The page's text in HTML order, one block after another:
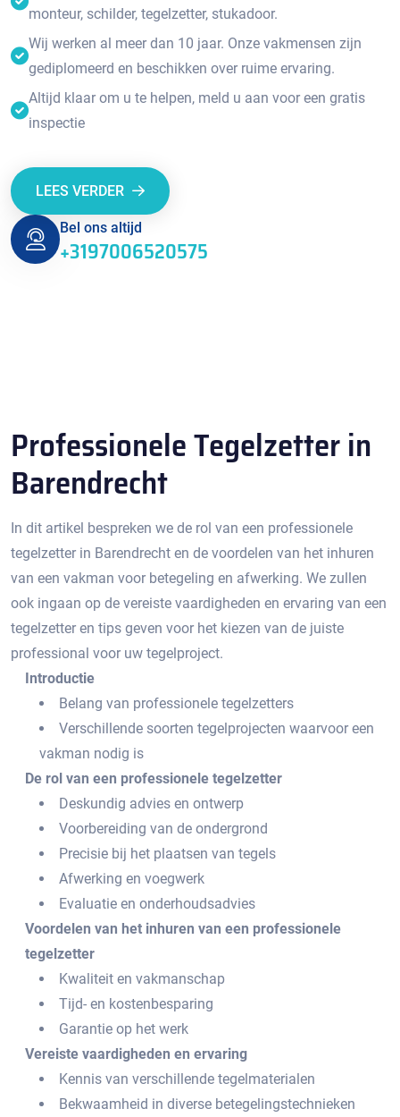
monteur, schilder, tegelzetter, stukadoor.
Wij werken al meer dan 10 jaar. Onze vakmensen zijn
gediplomeerd en beschikken over ruime ervaring.
Altijd klaar om u te helpen, meld u aan voor een gratis
inspectie
LEES VERDER
Bel ons altijd
+3197006520575
Professionele Tegelzetter in
Barendrecht
In dit artikel bespreken we de rol van een professionele
tegelzetter in Barendrecht en de voordelen van het inhuren
van een vakman voor betegeling en afwerking.​ We zullen
ook ingaan op de vereiste vaardigheden en ervaring van een
tegelzetter en tips geven voor het kiezen van de juiste
professional voor uw tegelproject.​
Introductie
Belang van professionele tegelzetters
Verschillende soorten tegelprojecten waarvoor een
vakman nodig is
De rol van een professionele tegelzetter
Deskundig advies en ontwerp
Voorbereiding van de ondergrond
Precisie bij het plaatsen van tegels
Afwerking en voegwerk
Evaluatie en onderhoudsadvies
Voordelen van het inhuren van een professionele
tegelzetter
Kwaliteit en vakmanschap
Tijd- en kostenbesparing
Garantie op het werk
Vereiste vaardigheden en ervaring
Kennis van verschillende tegelmaterialen
Bekwaamheid in diverse betegelingstechnieken